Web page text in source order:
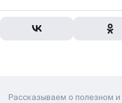
Рассказываем о полезном